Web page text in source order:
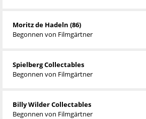
Moritz de Hadeln (86)
Begonnen von Filmgärtner
Spielberg Collectables
Begonnen von Filmgärtner
Billy Wilder Collectables
Begonnen von Filmgärtner